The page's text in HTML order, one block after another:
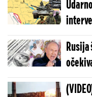
Rusija